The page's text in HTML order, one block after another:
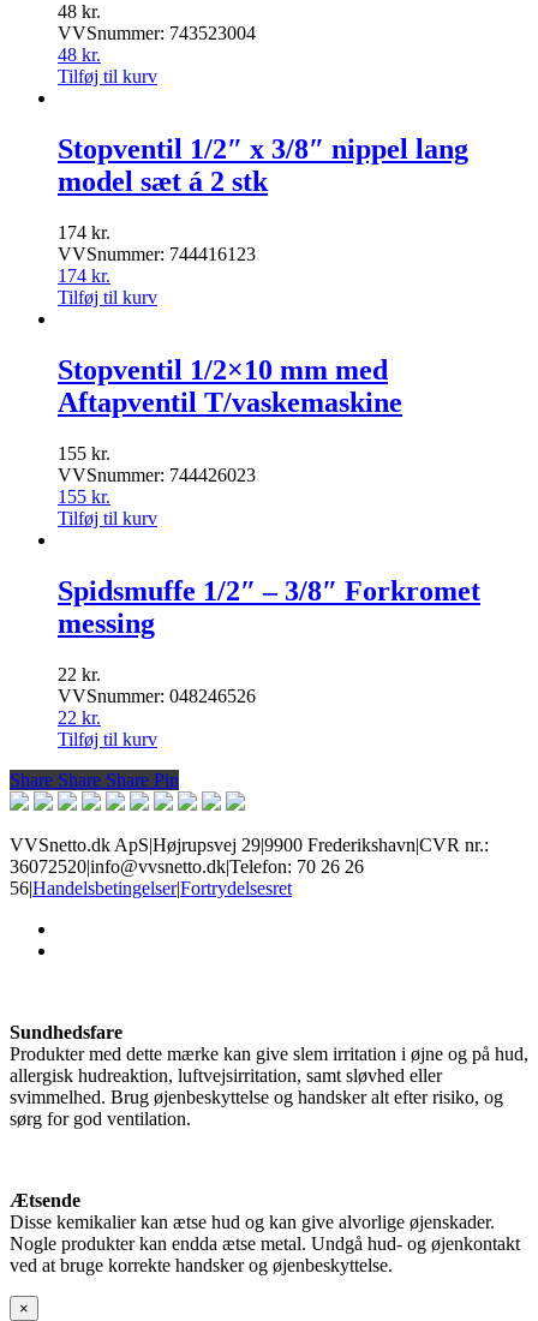
48 kr.
VVSnummer: 743523004
48 kr.
Tilføj til kurv
Stopventil 1/2″ x 3/8″ nippel lang
model sæt á 2 stk
174 kr.
VVSnummer: 744416123
174 kr.
Tilføj til kurv
Stopventil 1/2×10 mm med
Aftapventil T/vaskemaskine
155 kr.
VVSnummer: 744426023
155 kr.
Tilføj til kurv
Spidsmuffe 1/2″ – 3/8″ Forkromet
messing
22 kr.
VVSnummer: 048246526
22 kr.
Tilføj til kurv
Share
Share Share Share Pin
VVSnetto.dk ApS|Højrupsvej 29|9900 Frederikshavn|CVR nr.:
36072520|info@vvsnetto.dk|Telefon: 70 26 26
56|Handelsbetingelser|Fortrydelsesret
Sundhedsfare
Produkter med dette mærke kan give slem irritation i øjne og på hud,
allergisk hudreaktion, luftvejsirritation, samt sløvhed eller
svimmelhed. Brug øjenbeskyttelse og handsker alt efter risiko, og
sørg for god ventilation.
Ætsende
Disse kemikalier kan ætse hud og kan give alvorlige øjenskader.
Nogle produkter kan endda ætse metal. Undgå hud- og øjenkontakt
ved at bruge korrekte handsker og øjenbeskyttelse.
×